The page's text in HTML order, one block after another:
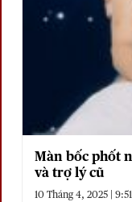
Màn bốc phốt
và trợ lý cũ
10 Tháng 4, 2025 |